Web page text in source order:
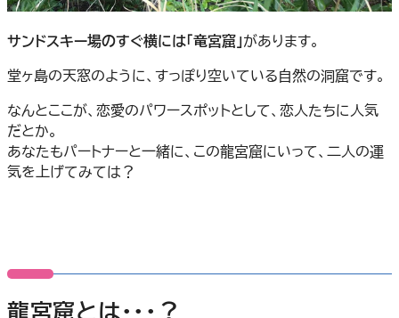
サンドスキー場のすぐ横には「竜宮窟」があります。
堂ヶ島の天窓のように、すっぽり空いている自然の洞窟です。
なんとここが、恋愛のパワースポットとして、恋人たちに人気
だとか。
あなたもパートナーと一緒に、この龍宮窟にいって、二人の運
気を上げてみては？
龍宮窟とは・・・？